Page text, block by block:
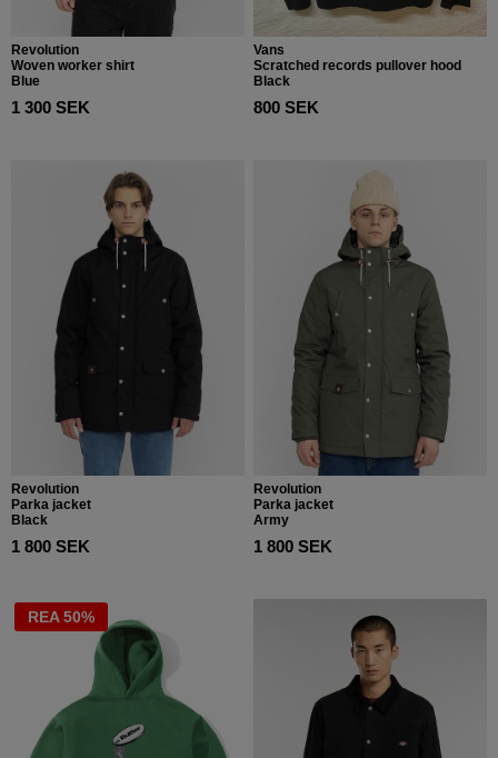
Revolution
Woven worker shirt
Blue
1 300 SEK
Vans
Scratched records pullover hood
Black
800 SEK
Revolution
Parka jacket
Black
1 800 SEK
Revolution
Parka jacket
Army
1 800 SEK
REA 50%